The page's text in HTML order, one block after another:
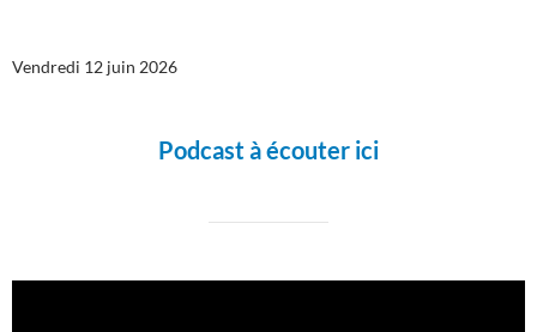
Vendredi 12 juin 2026
Podcast à écouter ici